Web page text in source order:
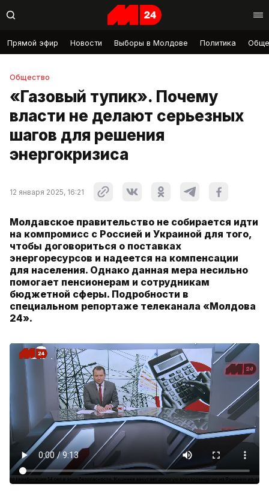
Прямой эфир Новости Выборы в Молдове Политика
Общество
«Газовый тупик». Почему
власти не делают серьезных
шагов для решения
энергокризиса
12 января 2025, 16:21
Молдавское правительство не собирается идти
на компромисс с Россией и Украиной для того,
чтобы договориться о поставках
энергоресурсов и надеется на компенсации
для населения. Однако данная мера несильно
помогает пенсионерам и сотрудникам
бюджетной сферы. Подробности в
специальном репортаже телеканала «Молдова
24».